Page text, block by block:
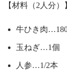
【材料（2人分）
牛ひき肉
玉ねぎ…1個
人参…1/2本